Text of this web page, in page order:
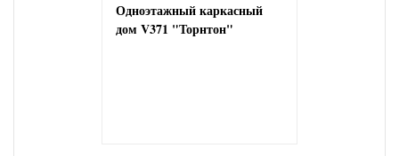
Одноэтажный каркасный
дом V371 "Торнтон"